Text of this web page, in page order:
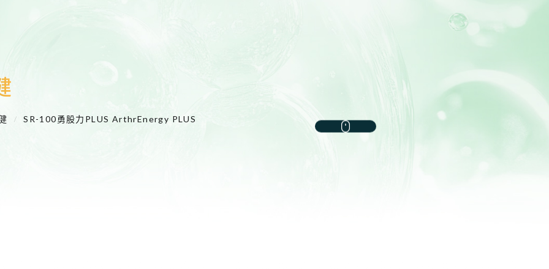
症及廔管栓塞外用
產品開發
SR-100勇股力PLUS ArthrEnergy PLUS